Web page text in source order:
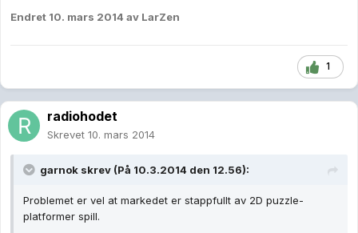
Endret 10. mars 2014 av LarZen
1
radiohodet
Skrevet 10. mars 2014
garnok skrev (På 10.3.2014 den 12.56):
Problemet er vel at markedet er stappfullt av 2D puzzle-
platformer spill.